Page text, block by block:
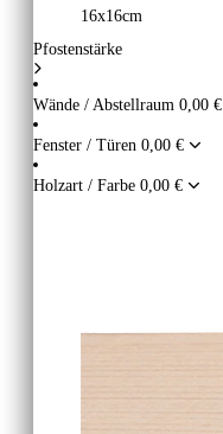
16x16cm
Pfostenstärke
Wände / Abstellraum 0,00 €
Fenster / Türen 0,00 €
Holzart / Farbe 0,00 €